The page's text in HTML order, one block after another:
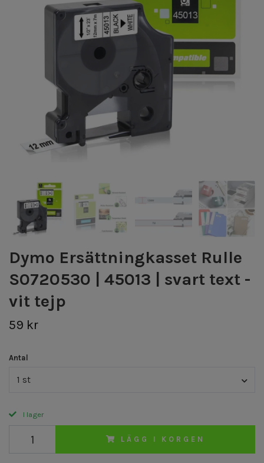
Dymo Ersättningkasset Rulle
S0720530 | 45013 | svart text -
vit tejp
59 kr
Antal
1 st
I lager
LÄGG I KORGEN